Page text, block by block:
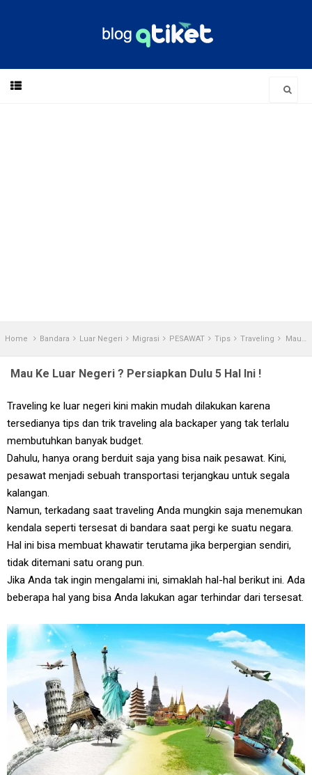
Home Bandara Luar Negeri Migrasi PESAWAT Tips Traveling Mau Ke Luar Negeri ? Persiapkan Dulu 5 Hal Ini !
Mau Ke Luar Negeri ? Persiapkan Dulu 5 Hal Ini !
Traveling ke luar negeri kini makin mudah dilakukan karena
tersedianya tips dan trik traveling ala backaper yang tak terlalu
membutuhkan banyak budget.
Dahulu, hanya orang berduit saja yang bisa naik pesawat. Kini,
pesawat menjadi sebuah transportasi terjangkau untuk segala
kalangan.
Namun, terkadang saat traveling Anda mungkin saja menemukan
kendala seperti tersesat di bandara saat pergi ke suatu negara.
Hal ini bisa membuat khawatir terutama jika berpergian sendiri,
tidak ditemani satu orang pun.
Jika Anda tak ingin mengalami ini, simaklah hal-hal berikut ini. Ada
beberapa hal yang bisa Anda lakukan agar terhindar dari tersesat.